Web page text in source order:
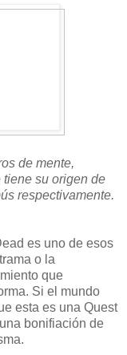
de mente,
su origen de
respectivamente.
es uno de esos
o la
que
Si el mundo
esta es una Quest
bonifiación de